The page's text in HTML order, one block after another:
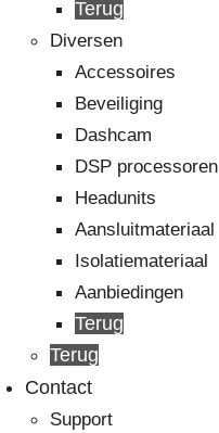
Terug
Diversen
Accessoires
Beveiliging
Dashcam
DSP processoren
Headunits
Aansluitmateriaal
Isolatiemateriaal
Aanbiedingen
Terug
Terug
Contact
Support